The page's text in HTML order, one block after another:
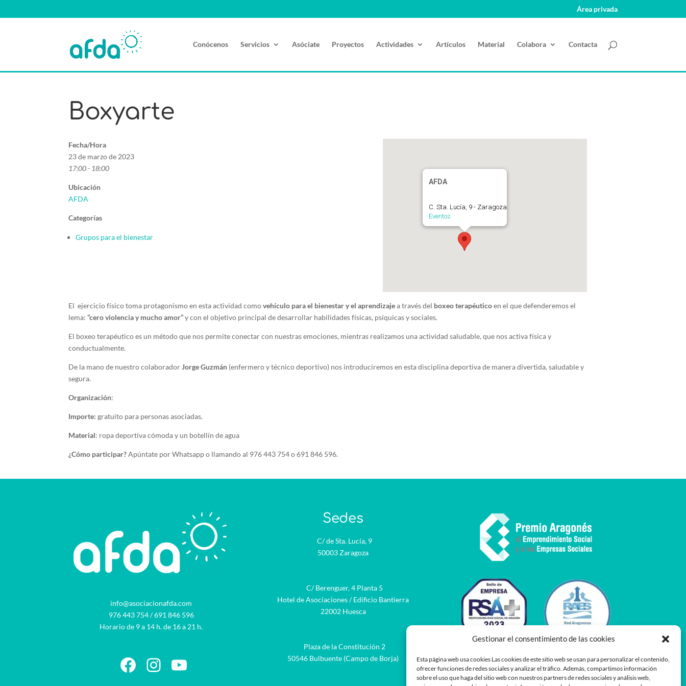
Gestionar el consentimiento de las cookies
Esta página web usa cookies Las cookies de este sitio web se usan para personalizar el contenido,
ofrecer funciones de redes sociales y analizar el tráfico. Además, compartimos información
sobre el uso que haga del sitio web con nuestros partners de redes sociales y análisis web,
Área privada
Conócenos Servicios Asóciate Proyectos Actividades Artículos Material Colabora Contacta
Boxyarte
AFDA
C. Sta. Lucía, 9 - Zaragoza
Eventos
Fecha/Hora
23 de marzo de 2023
17:00 - 18:00
Ubicación
AFDA
Categorías
Grupos para el bienestar
El ejercicio físico toma protagonismo en esta actividad comovehículo para el bienestar y el aprendizajea través del boxeo terapéuticoen el que defenderemos el
lema:“cero violencia y mucho amor”y con el objetivo principal de desarrollar habilidades físicas, psíquicas y sociales.
El boxeo terapéutico es un método que nos permite conectar con nuestras emociones, mientras realizamos una actividad saludable, que nos activa física y
conductualmente.
De la mano de nuestro colaborador Jorge Guzmán (enfermero y técnico deportivo) nos introduciremos en esta disciplina deportiva de manera divertida, saludable y
segura.
Organización:
Importe: gratuito para personas asociadas.
Material: ropa deportiva cómoda y un botellín de agua
¿Cómo participar?Apúntate por Whatsapp o llamando al 976 443 754 o 691 846 596.
info@asociacionafda.com
976 443 754/691 846 596
Horario de 9 a 14 h. de 16 a 21 h.
Facebook
Instagram
YouTube
Sedes
C/ de Sta. Lucía, 9
50003 Zaragoza
C/ Berenguer, 4 Planta 5
Hotel de Asociaciones / Edificio Bantierra
22002 Huesca
Plaza de la Constitución 2
50546 Bulbuente (Campo de Borja)